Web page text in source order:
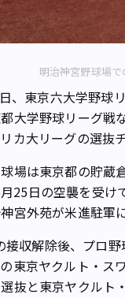
明治神宮野球場
、東京六大学野球
大学野球リーグ戦
カ大リーグの選抜
場は東京都の貯蔵
25日の空襲を受
宮外苑が米進駐軍
接収解除後、プロ
東京ヤクルト・ス
抜と東京ヤクル